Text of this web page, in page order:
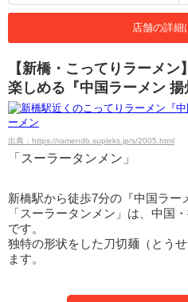
店舗の詳細
【新橋・こってりラーメ
楽しめる『中国ラーメン 揚
出典：https://ramendb.supleks.jp/s/2005.html
「スーラータンメン」
新橋駅から徒歩7分の『中国ラー
「スーラータンメン」は、中国
です。
独特の形状をした刀切麺（とう
ます。